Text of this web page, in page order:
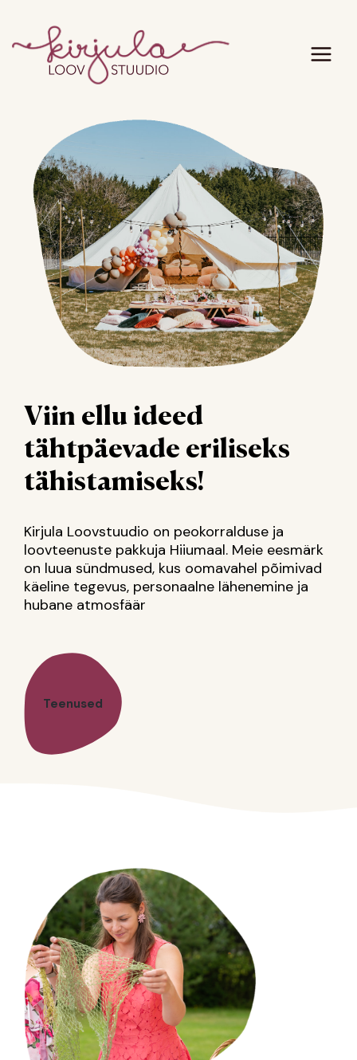
Viin ellu ideed
tähtpäevade eriliseks
tähistamiseks!
Kirjula Loovstuudio on peokorralduse ja
loovteenuste pakkuja Hiiumaal. Meie eesmärk
on luua sündmused, kus oomavahel põimivad
käeline tegevus, personaalne lähenemine ja
hubane atmosfäär
Teenused